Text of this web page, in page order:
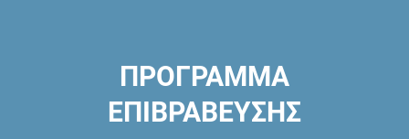
ΠΡΟΓΡΑΜΜΑ
ΕΠΙΒΡΑΒΕΥΣΗΣ